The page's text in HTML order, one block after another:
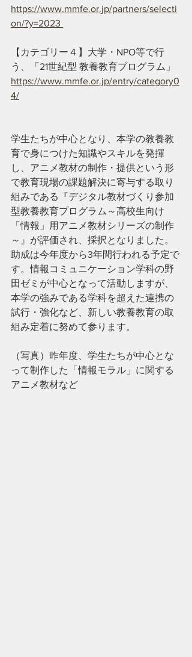
https://www.mmfe.or.jp/partners/selecti
on/?y=2023
【カテゴリー４】大学・NPO等で行
う、「21世紀型 教養教育プログラム」
https://www.mmfe.or.jp/entry/category0
4/
学生たちが中心となり、本学の教養教
育で身につけた知識やスキルを発揮
し、アニメ教材の制作・提供という形
で教育現場の課題解決に寄与する取り
組みである『デジタル教材づくり参加
型教養教育プログラム～高校生向け
「情報」用アニメ教材シリーズの制作
～』が評価され、採択となりました。
助成は今年度から3年間行われる予定で
す。情報コミュニケーション学科の野
田ゼミが中心となって活動しますが、
本学の強みである学科を超えた連携の
試行・強化など、新しい教養教育の取
組み定着に努めて参ります。
（写真）昨年度、学生たちが中心とな
って制作した「情報モラル」に関する
アニメ教材など